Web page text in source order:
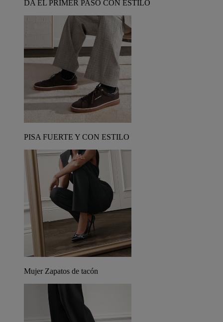
DA EL PRIMER PASO CON ESTILO
PISA FUERTE Y CON ESTILO
Mujer Zapatos de tacón